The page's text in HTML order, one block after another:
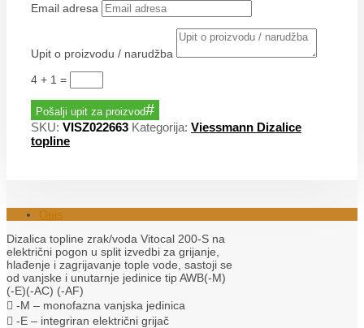
Email adresa
Upit o proizvodu / narudžba
4 + 1 =
Pošalji upit za proizvod
SKU: VISZ022663 Kategorija: Viessmann Dizalice
topline
Opis
Dizalica topline zrak/voda Vitocal 200-S na
električni pogon u split izvedbi za grijanje,
hlađenje i zagrijavanje tople vode, sastoji se
od vanjske i unutarnje jedinice tip AWB(-M)
(-E)(-AC) (-AF)
 -M – monofazna vanjska jedinica
 -E – integriran električni grijač